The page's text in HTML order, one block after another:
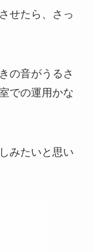
せたら、さっ
の音がうるさ
での運用かな
みたいと思い